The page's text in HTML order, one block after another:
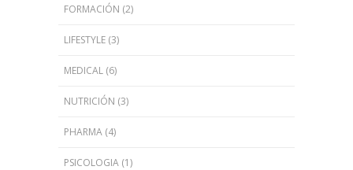
FORMACIÓN (2)
LIFESTYLE (3)
MEDICAL (6)
NUTRICIÓN (3)
PHARMA (4)
PSICOLOGIA (1)